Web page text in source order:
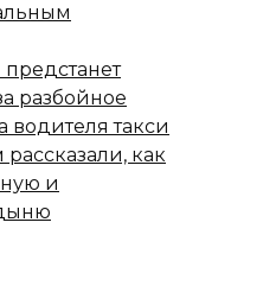
разбойное
водителя такси
как
и